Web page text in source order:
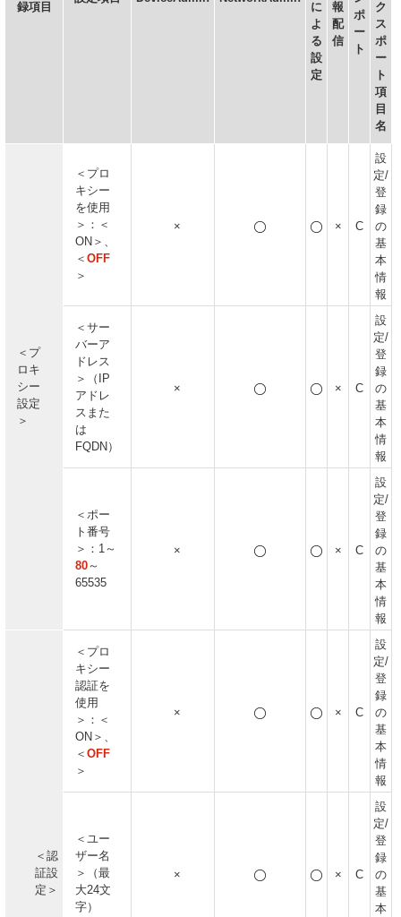
録項目
に
よ
る
設
定
報
配
信
ポ
ー
ト
ク
ス
ポ
ー
ト
項
目
名
＜プ
ロキ
シー
設定
＞
＜プロ
キシー
を使用
＞：＜
ON＞、
＜ OFF
＞
× × C
設
定/
登
録
の
基
本
情
報
＜サー
バーア
ドレス
＞（IP
アドレ
スまた
は
FQDN）
× × C
設
定/
登
録
の
基
本
情
報
＜ポー
ト番号
＞：1～
80～
65535
× × C
設
定/
登
録
の
基
本
情
報
＜認
証設
定＞
＜プロ
キシー
認証を
使用
＞：＜
ON＞、
＜ OFF
＞
× × C
設
定/
登
録
の
基
本
情
報
＜ユー
ザー名
＞（最
大24文
字）
× × C
設
定/
登
録
の
基
本